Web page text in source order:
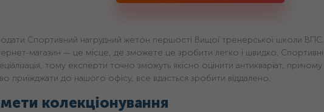
Спортивний нагрудний жетон першості Вищої тренерської школи ВПС.
магазин — це місце, де зможете це зробити легко і швидко. Спортивні
тому експерти точно зможуть якісно оцінити антикваріат, причому
приїжджати до нашого офісу, все вдасться зробити віддалено.
колекціонування